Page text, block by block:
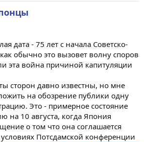
дата - 75 лет с начала Советско-
обычно это вызовет волну споров
эта война причиной капитуляции
сторон давно известны, но мне
на обозрение публики одну
Это - примерное состояние
на 10 августа, когда Япония
о том что она соглашается
Потсдамской конференции